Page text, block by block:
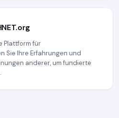
Plattform für
Sie Ihre Erfahrungen und
anderer, um fundierte